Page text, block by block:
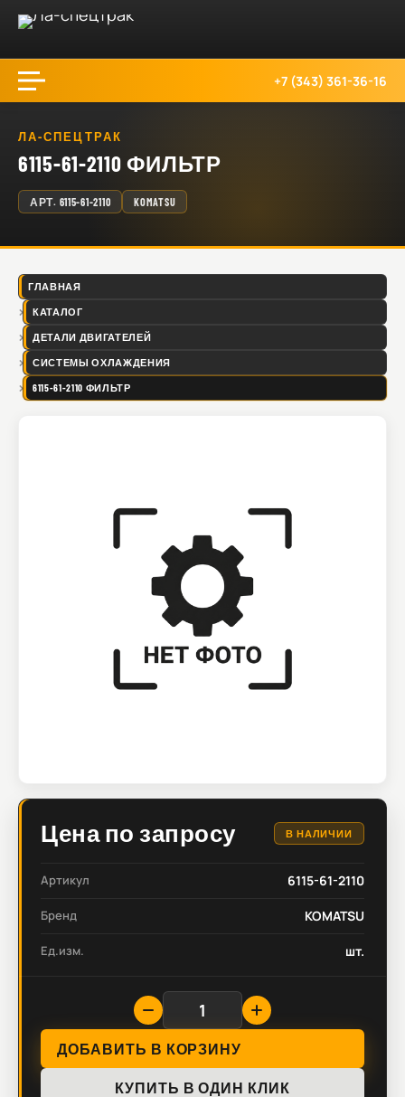
+7 (343) 361-36-16
ЛА-СПЕЦТРАК
6115-61-2110 ФИЛЬТР
АРТ. 6115-61-2110 KOMATSU
ГЛАВНАЯ
КАТАЛОГ
ДЕТАЛИ ДВИГАТЕЛЕЙ
СИСТЕМЫ ОХЛАЖДЕНИЯ
6115-61-2110 ФИЛЬТР
Цена по запросу В НАЛИЧИИ
Артикул 6115-61-2110
Бренд KOMATSU
Ед.изм. шт.
ДОБАВИТЬ В КОРЗИНУ
КУПИТЬ В ОДИН КЛИК